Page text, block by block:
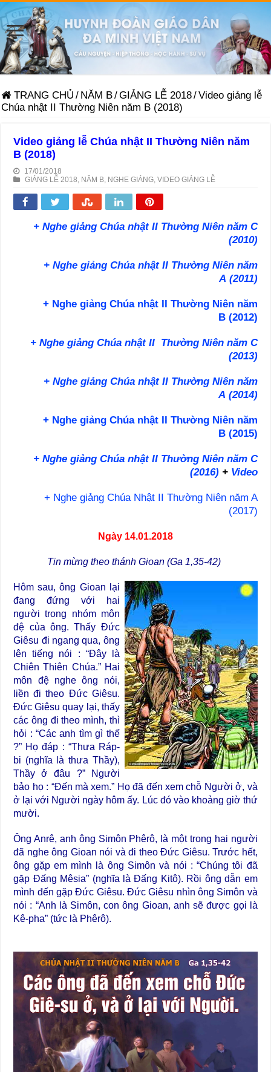
TRANG CHỦ / NĂM B/GIẢNG LỄ 2018/Video giảng lễ
Chúa nhật II Thường Niên năm B (2018)
Video giảng lễ Chúa nhật II Thường Niên năm
B (2018)
17/01/2018
GIẢNG LỄ 2018 NĂM B NGHE GIẢNG ,VIDEO GIẢNG LỄ
+ Nghe giảng Chúa nhật II Thường Niên năm C
(2010)
+ Nghe giảng Chúa nhật II Thường Niên năm
A (2011)
+ Nghe giảng Chúa nhật II Thường Niên năm
B (2012)
+ Nghe giảng Chúa nhật II Thường Niên năm C
(2013)
+ Nghe giảng Chúa nhật II Thường Niên năm
A (2014)
+ Nghe giảng Chúa nhật II Thường Niên năm
B (2015)
+ Nghe giảng Chúa nhật II Thường Niên năm C
(2016)+ Video
+ Nghe giảng Chúa Nhật II Thường Niên năm A
(2017)
Ngày 14.01.2018
Tin mừng theo thánh Gioan (Ga 1,35-42)
Hôm sau, ông Gioan lại
đang đứng với hai
người trong nhóm môn
đệ của ông. Thấy Đức
Giêsu đi ngang qua, ông
lên tiếng nói : “Đây là
Chiên Thiên Chúa.” Hai
môn đệ nghe ông nói,
liền đi theo Đức Giêsu.
Đức Giêsu quay lại, thấy
các ông đi theo mình, thì
hỏi : “Các anh tìm gì thế
?” Họ đáp : “Thưa Ráp-
bi (nghĩa là thưa Thầy),
Thầy ở đâu ?” Người
bảo họ : “Đến mà xem.” Họ đã đến xem chỗ Người ở, và
ở lại với Người ngày hôm ấy. Lúc đó vào khoảng giờ thứ
mười.
Ông Anrê, anh ông Simôn Phêrô, là một trong hai người
đã nghe ông Gioan nói và đi theo Đức Giêsu. Trước hết,
ông gặp em mình là ông Simôn và nói : “Chúng tôi đã
gặp Đấng Mêsia” (nghĩa là Đấng Kitô). Rồi ông dẫn em
mình đến gặp Đức Giêsu. Đức Giêsu nhìn ông Simôn và
nói : “Anh là Simôn, con ông Gioan, anh sẽ được gọi là
Kê-pha” (tức là Phêrô).